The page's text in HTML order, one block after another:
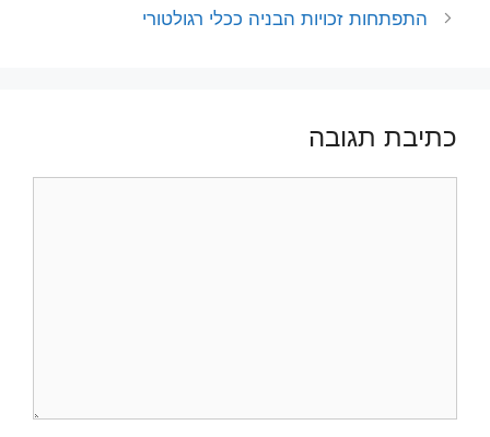
התפתחות זכויות הבניה ככלי רגולטורי
כתיבת תגובה